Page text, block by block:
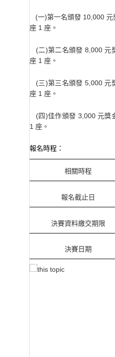
(一)第一名頒發 10,000 元
座 1 座。
(二)第二名頒發 8,000 元
座 1 座。
(三)第三名頒發 5,000 元
座 1 座。
(四)佳作頒發 3,000 元獎
1 座。
報名時程：
相關時程
報名截止日
決賽資料繳交期限
決賽日期